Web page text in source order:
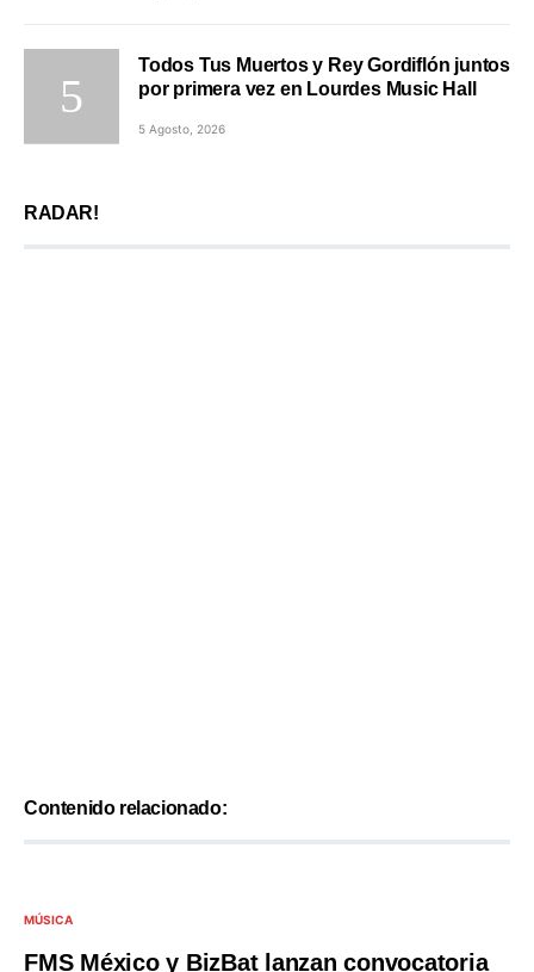
Todos Tus Muertos y Rey Gordiflón juntos
por primera vez en Lourdes Music Hall
5 Agosto, 2026
RADAR!
Contenido relacionado:
MÚSICA
FMS México y BizBat lanzan convocatoria